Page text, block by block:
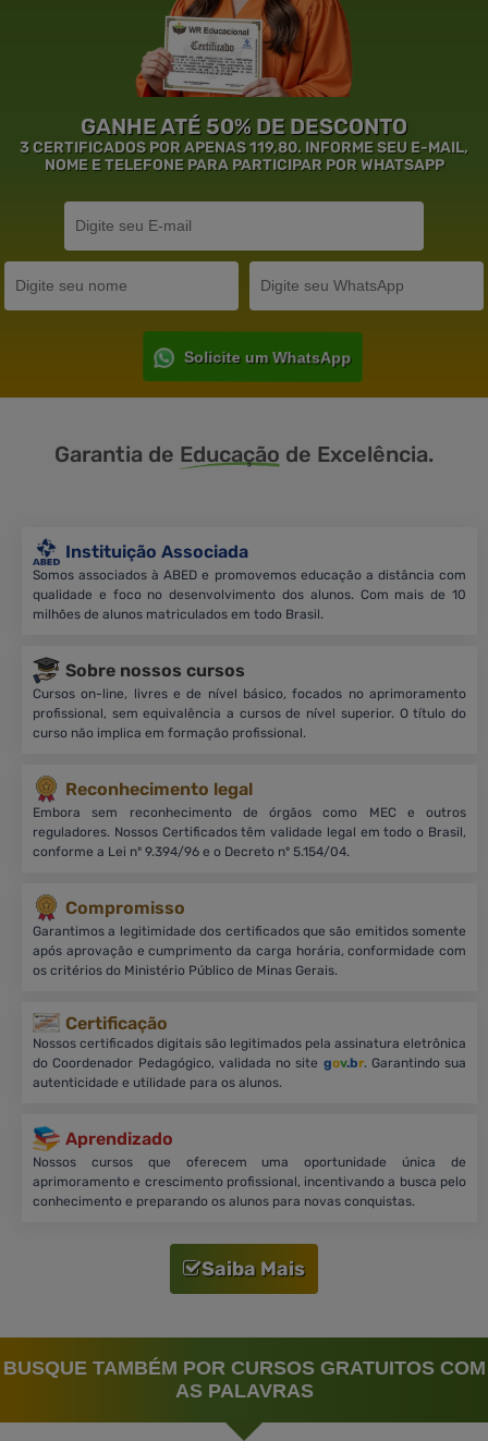
GANHE ATÉ 50% DE DESCONTO
3 CERTIFICADOS POR APENAS 119,80. INFORME SEU E-MAIL,
NOME E TELEFONE PARA PARTICIPAR POR WHATSAPP
Solicite um WhatsApp
Garantia de Educação de Excelência.
Instituição Associada
Somos associados à ABED e promovemos educação a distância com
qualidade e foco no desenvolvimento dos alunos. Com mais de 10
milhões de alunos matriculados em todo Brasil.
Sobre nossos cursos
Cursos on-line, livres e de nível básico, focados no aprimoramento
profissional, sem equivalência a cursos de nível superior. O título do
curso não implica em formação profissional.
Reconhecimento legal
Embora sem reconhecimento de órgãos como MEC e outros
reguladores. Nossos Certificados têm validade legal em todo o Brasil,
conforme a Lei nº 9.394/96 e o Decreto nº 5.154/04.
Compromisso
Garantimos a legitimidade dos certificados que são emitidos somente
após aprovação e cumprimento da carga horária, conformidade com
os critérios do Ministério Público de Minas Gerais.
Certificação
Nossos certificados digitais são legitimados pela assinatura eletrônica
do Coordenador Pedagógico, validada no site gov.br. Garantindo sua
autenticidade e utilidade para os alunos.
Aprendizado
Nossos cursos que oferecem uma oportunidade única de
aprimoramento e crescimento profissional, incentivando a busca pelo
conhecimento e preparando os alunos para novas conquistas.
Saiba Mais
BUSQUE TAMBÉM POR CURSOS GRATUITOS COM
AS PALAVRAS